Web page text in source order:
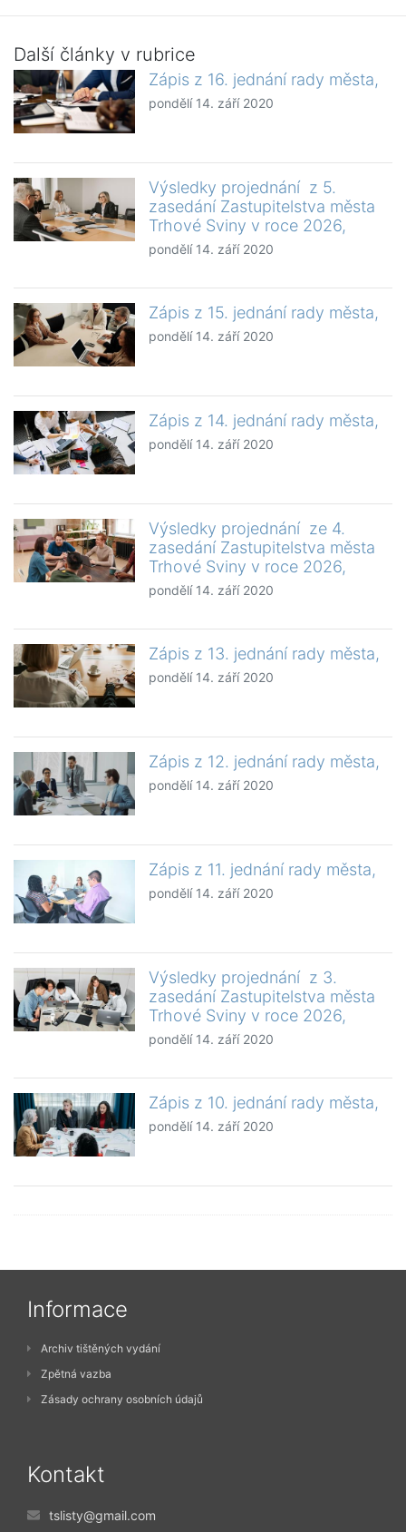
Další články v rubrice
Zápis z 16. jednání rady města,
pondělí 14. září 2020
Výsledky projednání z 5.
zasedání Zastupitelstva města
Trhové Sviny v roce 2026,
pondělí 14. září 2020
Zápis z 15. jednání rady města,
pondělí 14. září 2020
Zápis z 14. jednání rady města,
pondělí 14. září 2020
Výsledky projednání ze 4.
zasedání Zastupitelstva města
Trhové Sviny v roce 2026,
pondělí 14. září 2020
Zápis z 13. jednání rady města,
pondělí 14. září 2020
Zápis z 12. jednání rady města,
pondělí 14. září 2020
Zápis z 11. jednání rady města,
pondělí 14. září 2020
Výsledky projednání z 3.
zasedání Zastupitelstva města
Trhové Sviny v roce 2026,
pondělí 14. září 2020
Zápis z 10. jednání rady města,
pondělí 14. září 2020
Informace
Archiv tištěných vydání
Zpětná vazba
Zásady ochrany osobních údajů
Kontakt
tslisty@gmail.com